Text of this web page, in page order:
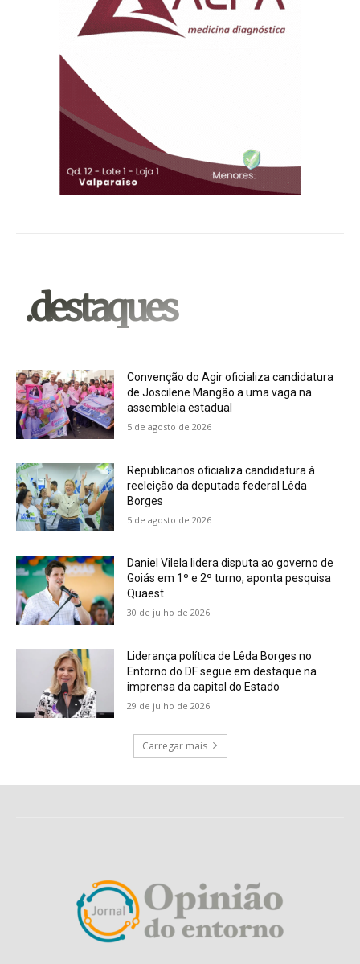
.destaques
Convenção do Agir oficializa candidatura
de Joscilene Mangão a uma vaga na
assembleia estadual
5 de agosto de 2026
Republicanos oficializa candidatura à
reeleição da deputada federal Lêda
Borges
5 de agosto de 2026
Daniel Vilela lidera disputa ao governo de
Goiás em 1º e 2º turno, aponta pesquisa
Quaest
30 de julho de 2026
Liderança política de Lêda Borges no
Entorno do DF segue em destaque na
imprensa da capital do Estado
29 de julho de 2026
Carregar mais